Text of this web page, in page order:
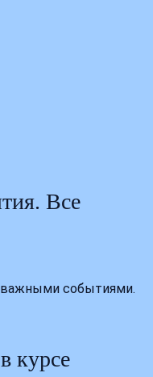
Все
событиями.
курсе